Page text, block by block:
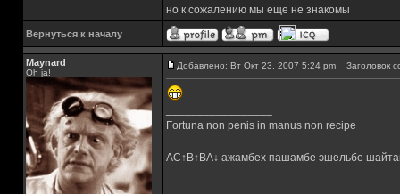
но к сожалению мы еще не знакомы
Вернуться к началу
Maynard
Oh ja!
Добавлено: Вт Окт 23, 2007 5:24 pm Заголовок
Fortuna non penis in manus non recipe
AC↑B↑BA↓ ажамбех пашамбе эшельбе